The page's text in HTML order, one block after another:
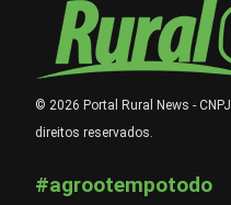
© 2026 Portal Rural News -
direitos reservados.
#agrootempotodo